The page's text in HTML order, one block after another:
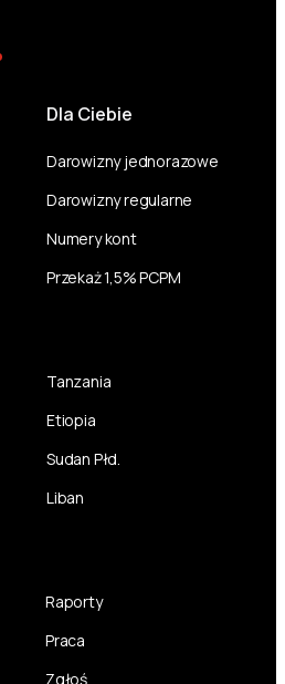
Dla Ciebie
Darowizny jednorazowe
Darowizny regularne
Numery kont
Przekaż 1,5% PCPM
Tanzania
Etiopia
Sudan Płd.
Liban
Raporty
Praca
Zgłoś